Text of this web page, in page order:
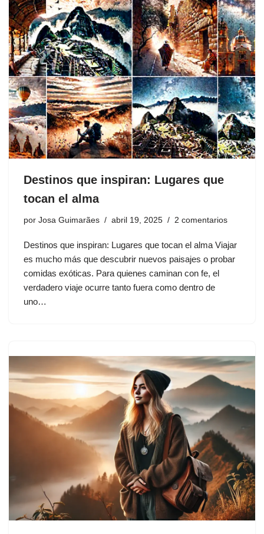
Destinos que inspiran: Lugares que
tocan el alma
por Josa Guimarães abril 19, 2025 2 comentarios
Destinos que inspiran: Lugares que tocan el alma Viajar
es mucho más que descubrir nuevos paisajes o probar
comidas exóticas. Para quienes caminan con fe, el
verdadero viaje ocurre tanto fuera como dentro de
uno…